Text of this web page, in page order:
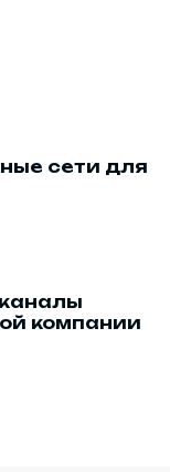
сети для
компании